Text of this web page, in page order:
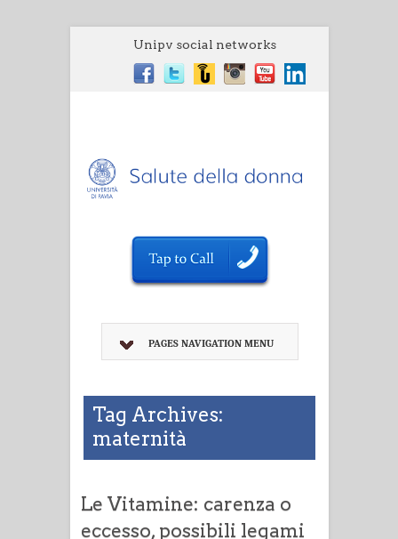
Unipv social networks
PAGES NAVIGATION MENU
Tag Archives:
maternità
Le Vitamine: carenza o
eccesso, possibili legami